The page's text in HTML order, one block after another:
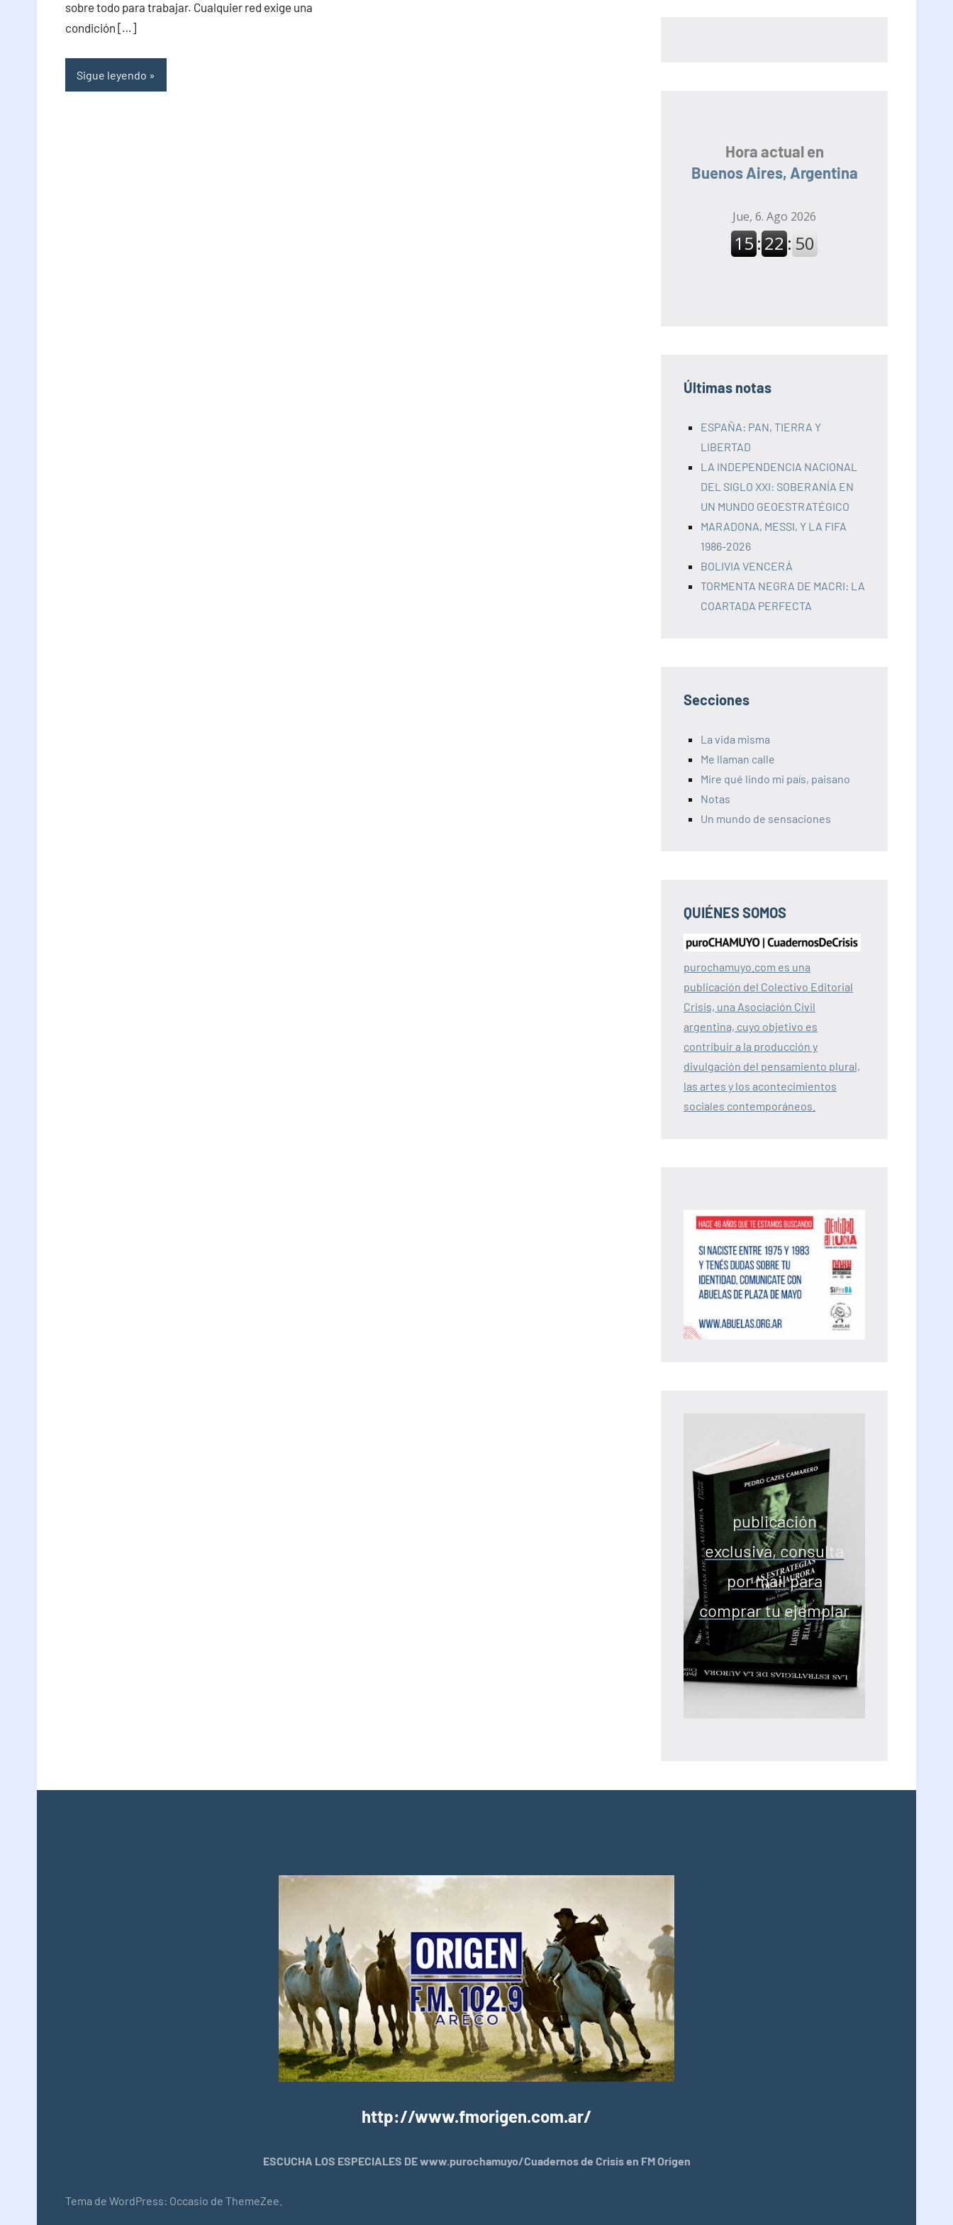
sobre todo para trabajar. Cualquier red exige una
condición […]
Sigue leyendo
Hora actual en
Buenos Aires, Argentina
Últimas notas
ESPAÑA: PAN, TIERRA Y
LIBERTAD
LA INDEPENDENCIA NACIONAL
DEL SIGLO XXI: SOBERANÍA EN
UN MUNDO GEOESTRATÉGICO
MARADONA, MESSI, Y LA FIFA
1986-2026
BOLIVIA VENCERÁ
TORMENTA NEGRA DE MACRI: LA
COARTADA PERFECTA
Secciones
La vida misma
Me llaman calle
Mire qué lindo mi país, paisano
Notas
Un mundo de sensaciones
QUIÉNES SOMOS
purochamuyo.com es una
publicación del Colectivo Editorial
Crisis, una Asociación Civil
argentina, cuyo objetivo es
contribuir a la producción y
divulgación del pensamiento plural,
las artes y los acontecimientos
sociales contemporáneos.
publicación
exclusiva, consulta
por mail para
comprar tu ejemplar
http://www.fmorigen.com.ar/
ESCUCHA LOS ESPECIALES DE www.purochamuyo/Cuadernos de Crisis en FM Origen
Tema de WordPress: Occasio de ThemeZee.